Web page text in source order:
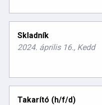
Skladník
2024. április 16., Kedd
Takarító (h/f/d)